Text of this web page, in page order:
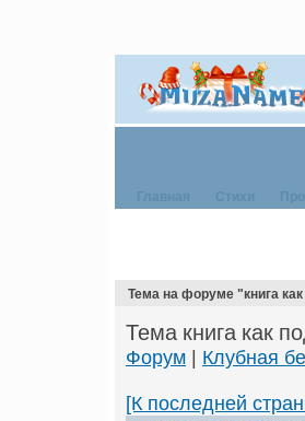
Тема на форуме "книга
Тема книга как
Форум Клубная
[К последней